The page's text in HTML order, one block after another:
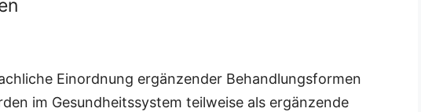
Einordnung ergänzender Behandlungsformen
im Gesundheitssystem teilweise als ergänzende